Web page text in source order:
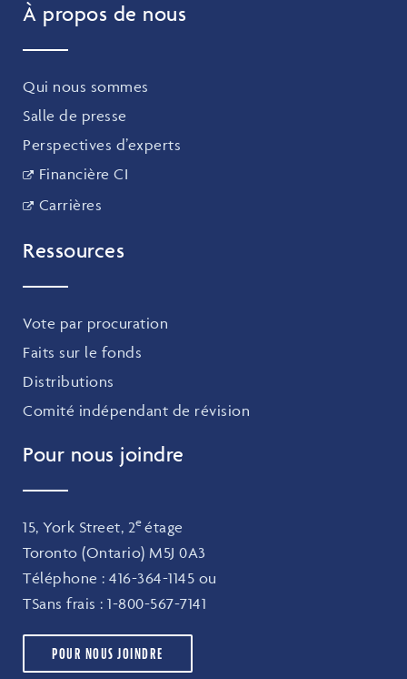
À propos de nous
Qui nous sommes
Salle de presse
Perspectives d’experts
Financière CI
Carrières
Ressources
Vote par procuration
Faits sur le fonds
Distributions
Comité indépendant de révision
Pour nous joindre
15, York Street, 2eétage
Toronto (Ontario) M5J 0A3
Téléphone : 416-364-1145 ou
TSans frais : 1-800-567-7141
POUR NOUS JOINDRE